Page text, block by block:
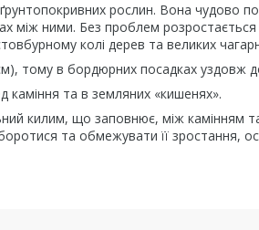
рослин. Вона чудово
між ними. Без проблем
колі дерев та великих
тому в бордюрних посадках уздовж
каміння та в земляних «кишенях».
килим, що заповнює, між камінням
та обмежувати її зростання,